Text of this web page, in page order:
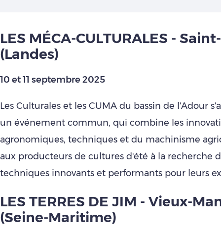
LES MÉCA-CULTURALES -
(Landes)
10 et 11 septembre 2025
Les Culturales et les CUMA du bassin de l'Adour
un événement commun, qui combine les
agronomiques, techniques et du machinisme
aux producteurs de cultures d'été à la recherche
techniques innovants et performants pour leurs
LES TERRES DE JIM - Vieux-
(Seine-Maritime)